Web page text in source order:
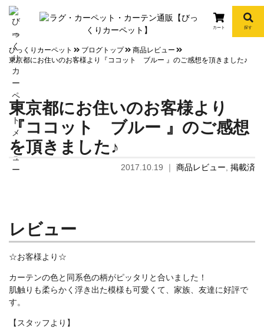
info
カート 探す
びっくりカーペット ブログトップ
商品レビュー
東京都にお住いのお客様より『ココット ブルー 』のご感想を頂きました♪
東京都にお住いのお客様より
『ココット ブルー 』のご感想
を頂きました♪
2017.10.19 ｜ 商品レビュー 掲載済
レビュー
☆お客様より☆
カーテンの色と同系色の柄がピッタリと合いました！
肌触りも柔らかく浮き出た模様も可愛くて、家族、友達に好評で
す。
【スタッフより】